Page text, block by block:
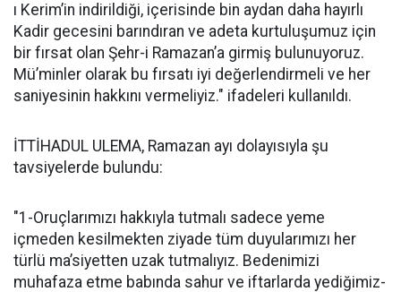
ı Kerim’in indirildiği, içerisinde bin aydan daha hayırlı
Kadir gecesini barındıran ve adeta kurtuluşumuz için
bir fırsat olan Şehr-i Ramazan’a girmiş bulunuyoruz.
Mü’minler olarak bu fırsatı iyi değerlendirmeli ve her
saniyesinin hakkını vermeliyiz." ifadeleri kullanıldı.
İTTİHADUL ULEMA, Ramazan ayı dolayısıyla şu
tavsiyelerde bulundu:
"1-Oruçlarımızı hakkıyla tutmalı sadece yeme
içmeden kesilmekten ziyade tüm duyularımızı her
türlü ma’siyetten uzak tutmalıyız. Bedenimizi
muhafaza etme babında sahur ve iftarlarda yediğimiz-